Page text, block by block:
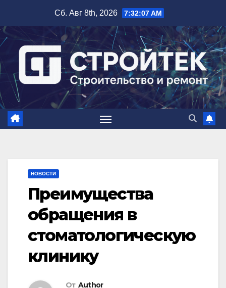
содержимому
Сб. Авг 8th, 2026 7:32:08 AM
НОВОСТИ
Преимущества
обращения в
стоматологическую
клинику
От Author